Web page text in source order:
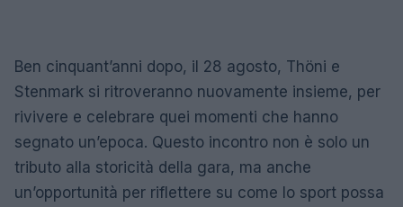
Ben cinquant’anni dopo, il 28 agosto, Thöni e
Stenmark si ritroveranno nuovamente insieme, per
rivivere e celebrare quei momenti che hanno
segnato un’epoca. Questo incontro non è solo un
tributo alla storicità della gara, ma anche
un’opportunità per riflettere su come lo sport possa